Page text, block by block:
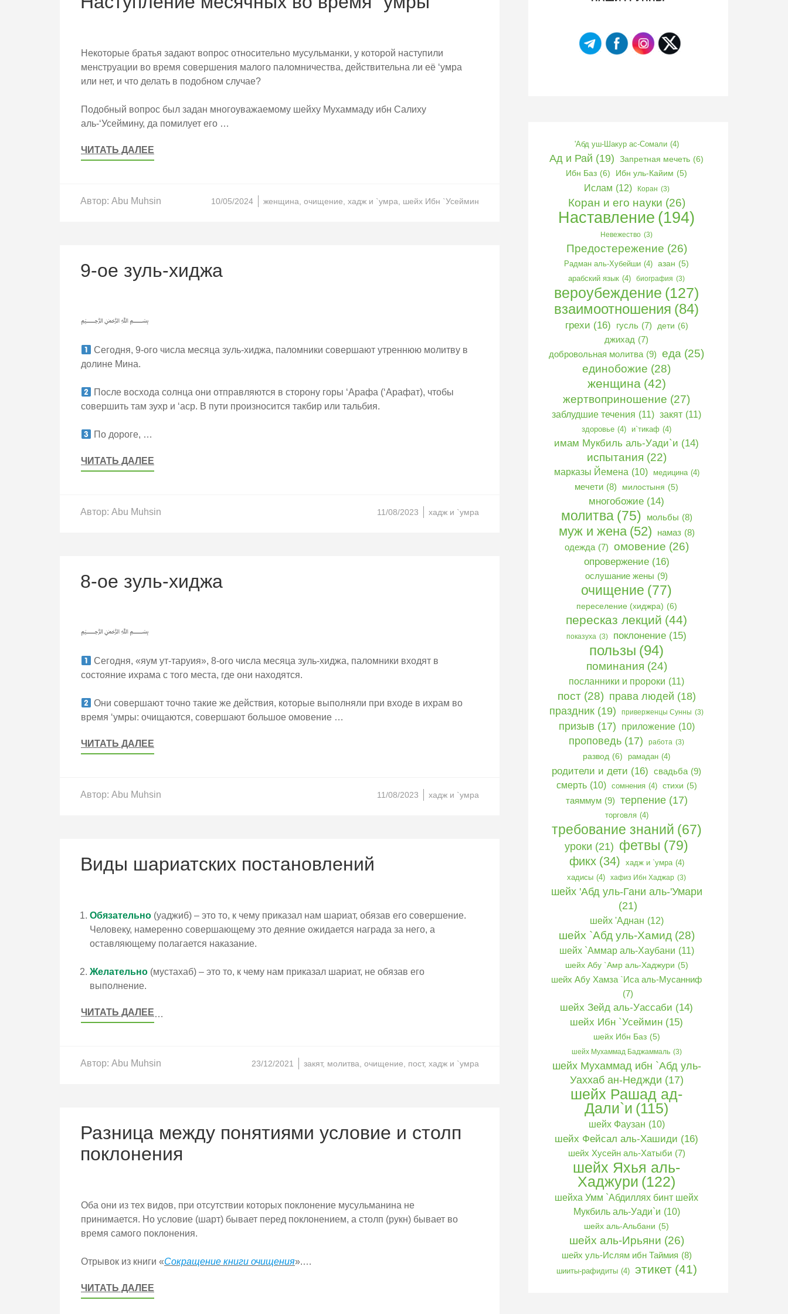
Некоторые братья задают вопрос относительно мусульманки, у которой наступили
менструации во время совершения малого паломничества, действительна ли её ‘умра
или нет, и что делать в подобном случае?
Подобный вопрос был задан многоуважаемому шейху Мухаммаду ибн Салиху
аль-‘Усеймину, да помилует его …
ЧИТАТЬ ДАЛЕЕ
женщина очищение хадж и `умра шейх Ибн `Усеймин
10/05/2024
Автор: Abu Muhsin
9-ое зуль-хиджа
﷽
Сегодня, 9-ого числа месяца зуль-хиджа, паломники совершают утреннюю молитву в
долине Мина.
После восхода солнца они отправляются в сторону горы ‘Арафа (‘Арафат), чтобы
совершить там зухр и ‘аср. В пути произносится такбир или тальбия.
По дороге, …
ЧИТАТЬ ДАЛЕЕ
хадж и `умра
11/08/2023
Автор: Abu Muhsin
8-ое зуль-хиджа
﷽
Сегодня, «яум ут-таруия», 8-ого числа месяца зуль-хиджа, паломники входят в
состояние ихрама с того места, где они находятся.
Они совершают точно такие же действия, которые выполняли при входе в ихрам во
время ‘умры: очищаются, совершают большое омовение …
ЧИТАТЬ ДАЛЕЕ
хадж и `умра
11/08/2023
Автор: Abu Muhsin
Виды шариатских постановлений
Обязательно (уаджиб) – это то, к чему приказал нам шариат, обязав его совершение.
Человеку, намеренно совершающему это деяние ожидается награда за него, а
оставляющему полагается наказание.
Желательно (мустахаб) – это то, к чему нам приказал шариат, не обязав его
выполнение.
…
ЧИТАТЬ ДАЛЕЕ
закят, молитва очищение пост, хадж и `умра
23/12/2021
Автор: Abu Muhsin
Разница между понятиями условие и столп
поклонения
Оба они из тех видов, при отсутствии которых поклонение мусульманина не
принимается. Но условие (шарт) бывает перед поклонением, а столп (рукн) бывает во
время самого поклонения.
Отрывок из книги «Сокращение книги очищения».…
ЧИТАТЬ ДАЛЕЕ
'Абд уш-Шакур ас-Сомали (4)
Ад и Рай (19) Запретная мечеть (6)
Ибн Баз (6) Ибн уль-Кайим (5)
Ислам (12) Коран (3)
Коран и его науки (26)
Наставление (194)
Невежество (3)
Предостережение (26)
Радман аль-Хубейши (4) азан (5)
арабский язык (4) биография (3)
вероубеждение (127)
взаимоотношения (84)
грехи (16) гусль (7) дети (6)
джихад (7)
добровольная молитва (9) еда (25)
единобожие (28)
женщина (42)
жертвоприношение (27)
заблудшие течения (11) закят (11)
здоровье (4) и`тикаф (4)
имам Мукбиль аль-Уади`и (14)
испытания (22)
марказы Йемена (10) медицина (4)
мечети (8) милостыня (5)
многобожие (14)
молитва (75) мольбы (8)
муж и жена (52) намаз (8)
одежда (7) омовение (26)
опровержение (16)
ослушание жены (9)
очищение (77)
переселение (хиджра) (6)
пересказ лекций (44)
показуха (3) поклонение (15)
пользы (94)
поминания (24)
посланники и пророки (11)
пост (28) права людей (18)
праздник (19) приверженцы Сунны (3)
призыв (17) приложение (10)
проповедь (17) работа (3)
развод (6) рамадан (4)
родители и дети (16) свадьба (9)
смерть (10) сомнения (4) стихи (5)
таяммум (9) терпение (17)
торговля (4)
требование знаний (67)
уроки (21) фетвы (79)
фикх (34) хадж и `умра (4)
хадисы (4) хафиз Ибн Хаджар (3)
шейх 'Абд уль-Гани аль-'Умари
(21)
шейх 'Аднан (12)
шейх `Абд уль-Хамид (28)
шейх `Аммар аль-Хаубани (11)
шейх Абу `Амр аль-Хаджури (5)
шейх Абу Хамза `Иса аль-Мусанниф
(7)
шейх Зейд аль-Уассаби (14)
шейх Ибн `Усеймин (15)
шейх Ибн Баз (5)
шейх Мухаммад Баджаммаль (3)
шейх Мухаммад ибн `Абд уль-
Уаххаб ан-Неджди (17)
шейх Рашад ад-
Дали`и (115)
шейх Фаузан (10)
шейх Фейсал аль-Хашиди (16)
шейх Хусейн аль-Хатыби (7)
шейх Яхья аль-
Хаджури (122)
шейха Умм `Абдиллях бинт шейх
Мукбиль аль-Уади`и (10)
шейх аль-Альбани (5)
шейх аль-Ирьяни (26)
шейх уль-Ислям ибн Таймия (8)
шииты-рафидиты (4) этикет (41)